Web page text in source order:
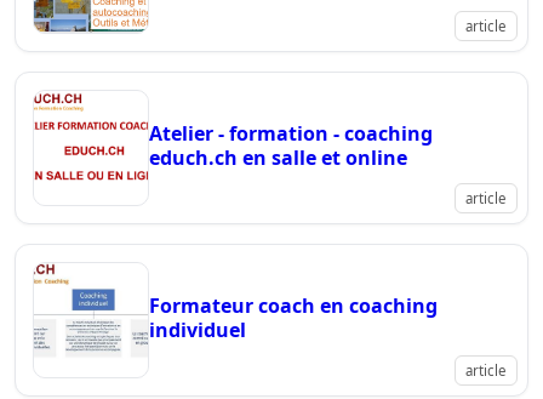
article
Atelier - formation - coaching
educh.ch en salle et online
article
Formateur coach en coaching
individuel
article